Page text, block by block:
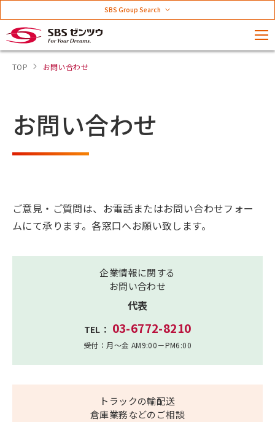
SBS Group Search
TOP お問い合わせ
お問い合わせ
ご意見・ご質問は、お電話またはお問い合わせフォー
ムにて承ります。各窓口へお願い致します。
企業情報に関する
お問い合わせ
代表
TEL： 03-6772-8210
受付：月～金 AM9:00－PM6:00
トラックの輸配送
倉庫業務などのご相談